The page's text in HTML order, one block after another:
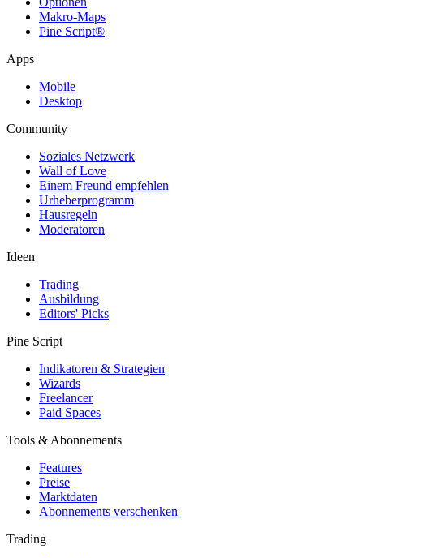
Makro-Maps
Pine Script®
Apps
Mobile
Desktop
Community
Soziales Netzwerk
Wall of Love
Einem Freund empfehlen
Urheberprogramm
Hausregeln
Moderatoren
Ideen
Trading
Ausbildung
Editors' Picks
Pine Script
Indikatoren & Strategien
Wizards
Freelancer
Paid Spaces
Tools & Abonnements
Features
Preise
Marktdaten
Abonnements verschenken
Trading